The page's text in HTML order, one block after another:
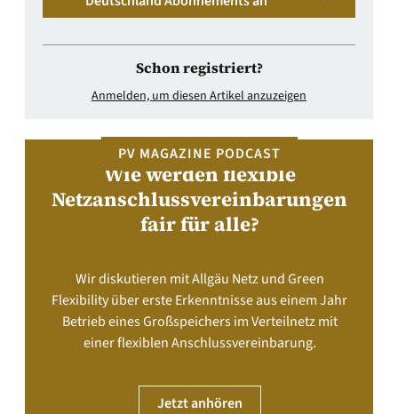
Schon registriert?
Anmelden, um diesen Artikel anzuzeigen
PV MAGAZINE PODCAST
Wie werden flexible
Netzanschlussvereinbarungen
fair für alle?
Wir diskutieren mit Allgäu Netz und Green
Flexibility über erste Erkenntnisse aus einem Jahr
Betrieb eines Großspeichers im Verteilnetz mit
einer flexiblen Anschlussvereinbarung.
Jetzt anhören